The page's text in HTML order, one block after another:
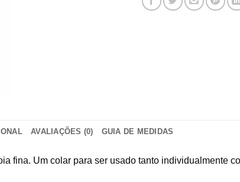
AVALIAÇÕES (0) GUIA DE MEDIDAS
fina. Um colar para ser usado tanto individualmente